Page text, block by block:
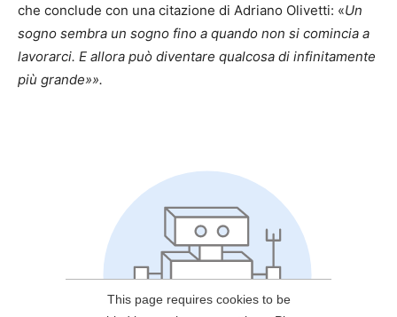
che conclude con una citazione di Adriano Olivetti: «Un
sogno sembra un sogno fino a quando non si comincia a
lavorarci. E allora può diventare qualcosa di infinitamente
più grande»».